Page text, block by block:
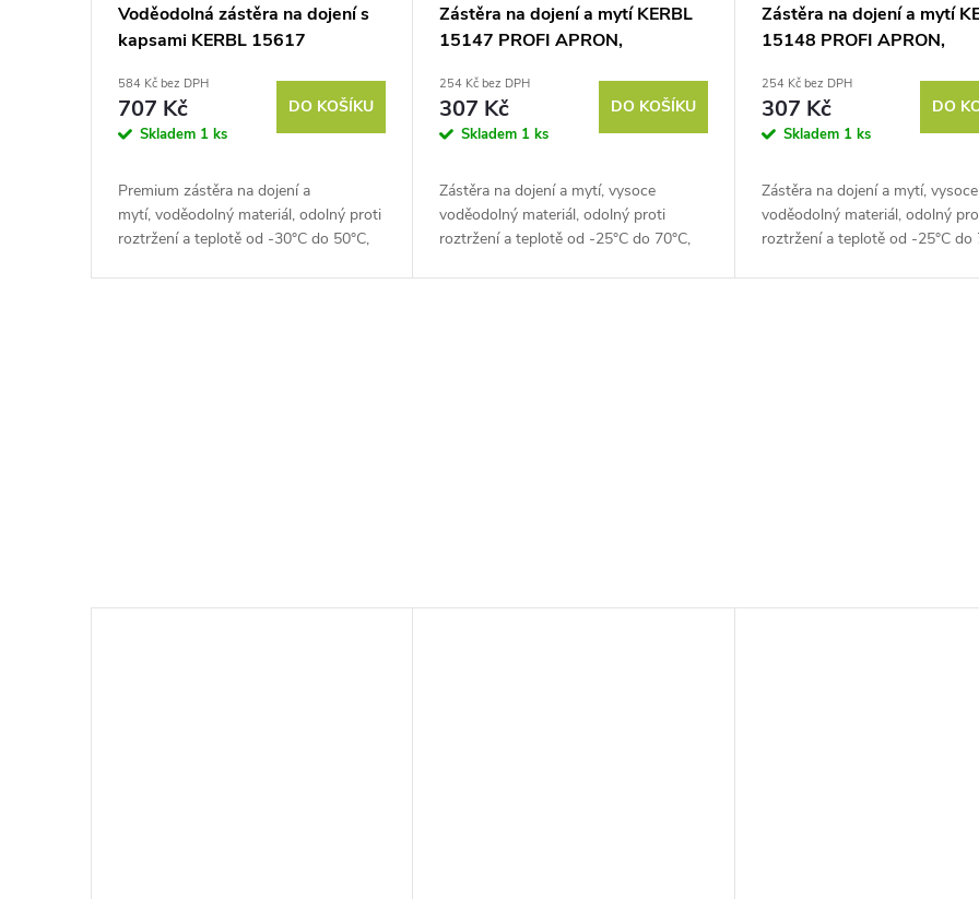
Voděodolná zástěra na dojení s
kapsami KERBL 15617
zelená
584 Kč bez DPH
707 Kč
Skladem 1 ks
DO KOŠÍKU
Premium zástěra na dojení a
mytí, voděodolný materiál, odolný proti
roztržení a teplotě od -30°C do 50°C,
Zástěra na dojení a mytí KERBL
15147 PROFI APRON,
254 Kč bez DPH
307 Kč
Skladem 1 ks
DO KOŠÍKU
Zástěra na dojení a mytí, vysoce
voděodolný materiál, odolný proti
roztržení a teplotě od -25°C do 70°C,
Zástěra na dojení a mytí
15148 PROFI APRON,
254 Kč bez DPH
307 Kč
Skladem 1 ks
DO
Zástěra na dojení a mytí, vysoce
voděodolný materiál, odolný
roztržení a teplotě od -25°C do